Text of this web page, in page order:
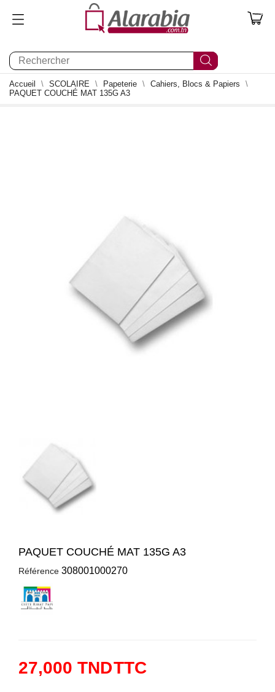
0
Accueil SCOLAIRE Papeterie
Cahiers, Blocs & Papiers
PAQUET COUCHÉ MAT 135G A3
PAQUET COUCHÉ MAT 135G A3
Référence 308001000270
27,000 TNDTTC